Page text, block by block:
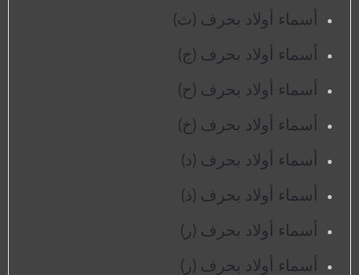
أسماء أولاد بحرف (ث)
أسماء أولاد بحرف (ج)
أسماء أولاد بحرف (ح)
أسماء أولاد بحرف (خ)
أسماء أولاد بحرف (د)
أسماء أولاد بحرف (ذ)
أسماء أولاد بحرف (ر)
أسماء أولاد بحرف (ز)